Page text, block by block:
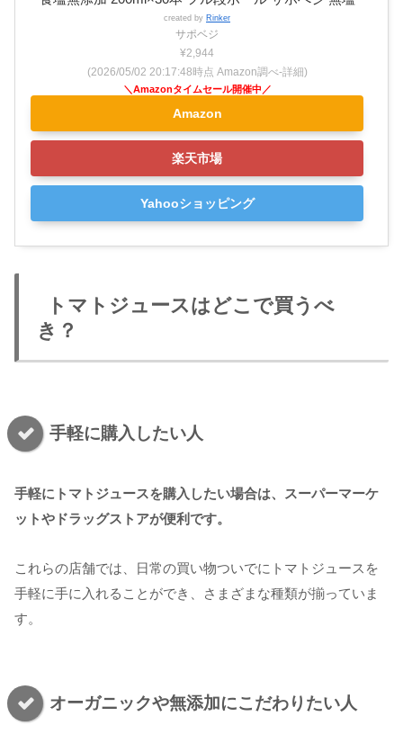
created by Rinker
サポベジ
¥2,944
(2026/05/02 20:17:48時点 Amazon調べ-詳細)
Amazon
楽天市場
Yahooショッピング
トマトジュースはどこで買うべ
き？
手軽に購入したい人
手軽にトマトジュースを購入したい場合は、スーパーマーケ
ットやドラッグストアが便利です。
これらの店舗では、日常の買い物ついでにトマトジュースを
手軽に手に入れることができ、さまざまな種類が揃っていま
す。
オーガニックや無添加にこだわりたい人